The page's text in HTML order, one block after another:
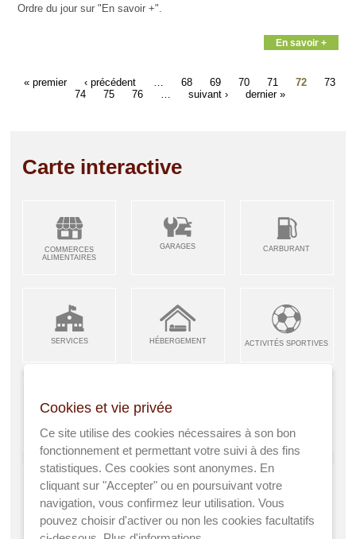
Ordre du jour sur "En savoir +".
En savoir +
« premier ‹ précédent 68 69 70 71 72
73
74
75 76 suivant › dernier »
Carte interactive
COMMERCES
ALIMENTAIRES
GARAGES CARBURANT
SERVICES HÉBERGEMENT ACTIVITÉS SPORTIVES
ARTISANS &
INDUSTRIES
RESTAURANTS CAFÉS ENFANCE JEUNESSE
A VISITER SANTÉ AGRICULTEURS
Cookies et vie privée
Ce site utilise des cookies nécessaires à son bon
fonctionnement et permettant votre suivi à des fins
statistiques. Ces cookies sont anonymes. En
cliquant sur "Accepter" ou en poursuivant votre
navigation, vous confirmez leur utilisation. Vous
pouvez choisir d'activer ou non les cookies facultatifs